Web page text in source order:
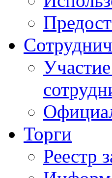
Торги
Реестр